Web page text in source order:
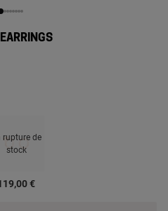
rupture de
stock
€